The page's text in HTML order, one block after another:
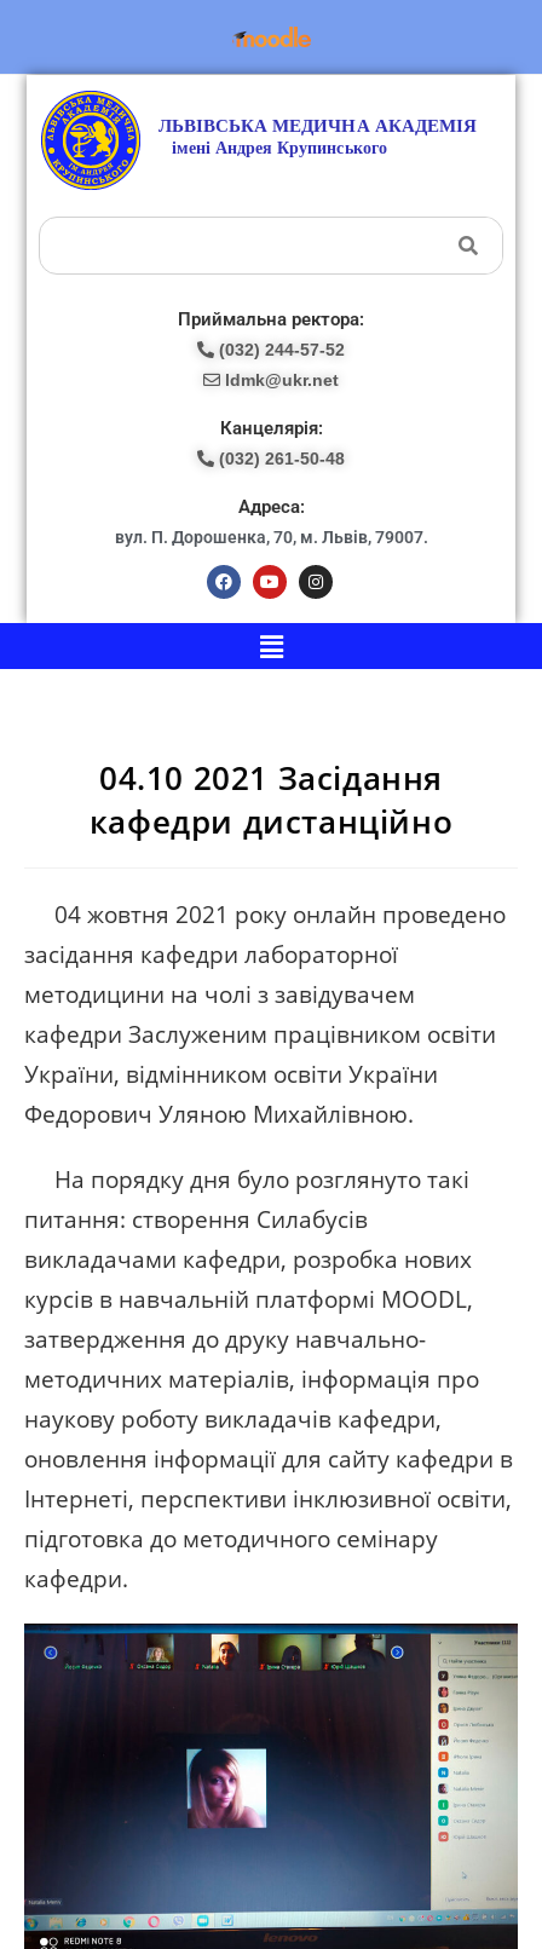
Приймальна ректора:
(032) 244-57-52
ldmk@ukr.net
Канцелярія:
(032) 261-50-48
Адреса:
вул. П. Дорошенка, 70, м. Львів, 79007.
04.10 2021 Засідання
кафедри дистанційно
04 жовтня 2021 року онлайн проведено
засідання кафедри лабораторної
методицини на чолі з завідувачем
кафедри Заслуженим працівником освіти
України, відмінником освіти України
Федорович Уляною Михайлівною.
На порядку дня було розглянуто такі
питання: створення Силабусів
викладачами кафедри, розробка нових
курсів в навчальній платформі MOODL,
затвердження до друку навчально-
методичних матеріалів, інформація про
наукову роботу викладачів кафедри,
оновлення інформації для сайту кафедри в
Інтернеті, перспективи інклюзивної освіти,
підготовка до методичного семінару
кафедри.